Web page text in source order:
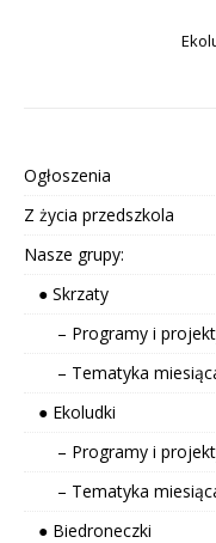
Ogłoszenia
Z życia przedszkola
Nasze grupy:
● Skrzaty
– Programy i
– Tematyka
● Ekoludki
– Programy i
– Tematyka
● Biedroneczki